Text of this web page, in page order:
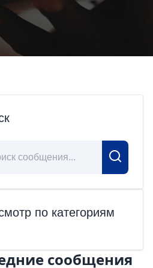
по категориям
сообщения